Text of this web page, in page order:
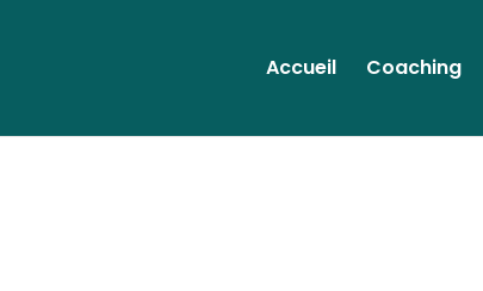
Accueil Coaching